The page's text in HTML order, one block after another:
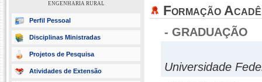
ENGENHARIA RURAL
Perfil Pessoal
Disciplinas Ministradas
Projetos de Pesquisa
Atividades de Extensão
Formação
- GRADUAÇÃO
Universidade